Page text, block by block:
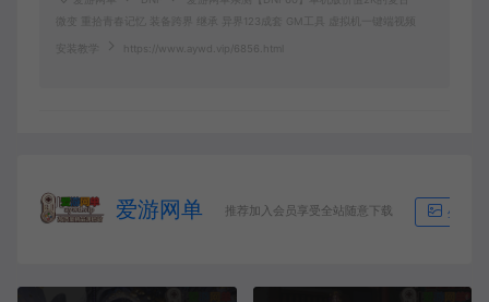
微变 重拾青春记忆 装备跨界 继承 异界123成套 GM工具 虚拟机一键端视频
安装教学 https://www.aywd.vip/6856.html
爱游网单 推荐加入会员享受全站随意下载 生成海